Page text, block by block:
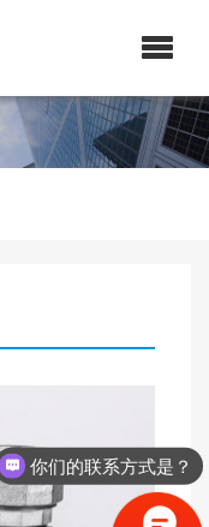
你们的联系方式是？